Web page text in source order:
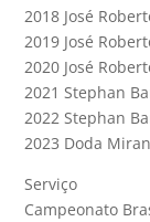
2018 José
2019 José
2020 José
2021 Stephan
2022 Stephan
2023 Doda
Serviço
Campeonato